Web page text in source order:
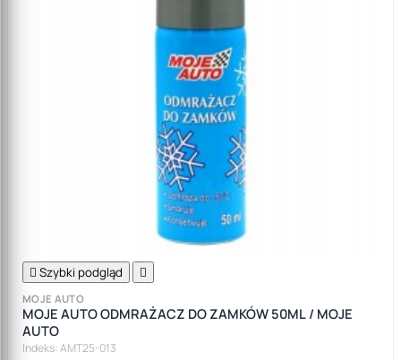
 Szybki podgląd 
MOJE AUTO
MOJE AUTO ODMRAŻACZ DO ZAMKÓW 50ML / MOJE
AUTO
Indeks: AMT25-013